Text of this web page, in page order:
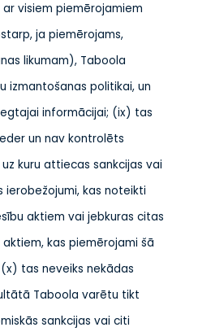
visiem piemērojamiem
ja piemērojams,
likumam), Taboola
izmantošanas politikai, un
informācijai; (ix) tas
un nav kontrolēts
kuru attiecas sankcijas vai
ierobežojumi, kas noteikti
aktiem vai jebkuras citas
kas piemērojami šā
tas neveiks nekādas
Taboola varētu tikt
sankcijas vai citi